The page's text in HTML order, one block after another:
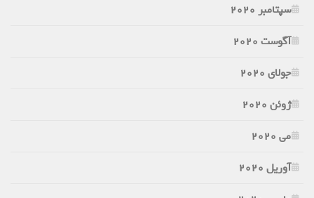
سپتامبر 2020
آگوست 2020
جولای 2020
ژوئن 2020
می 2020
آوریل 2020